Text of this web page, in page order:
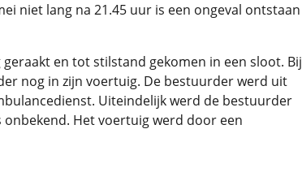
niet lang na 21.45 uur is een ongeval ontstaan
en tot stilstand gekomen in een sloot. Bij
nog in zijn voertuig. De bestuurder werd uit
Uiteindelijk werd de bestuurder
Het voertuig werd door een